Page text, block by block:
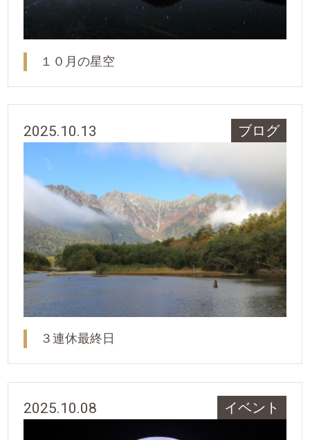
１０月の星空
2025.10.13 ブログ
３連休最終日
2025.10.08 イベント